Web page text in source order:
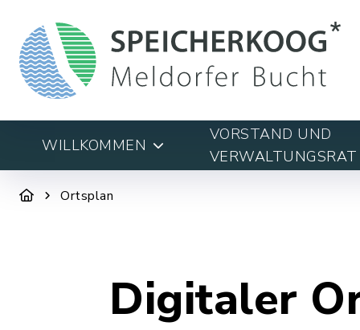
WILLKOMMEN
VORSTAND UND
VERWALTUNGSRAT
Ortsplan
Digitaler